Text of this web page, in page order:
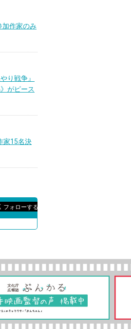
加作家のみ
り戦争』
がピース
家15名決